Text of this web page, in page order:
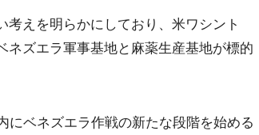
考えを明らかにしており、米ワシント
ネズエラ軍事基地と麻薬生産基地が標的
ベネズエラ作戦の新たな段階を始める